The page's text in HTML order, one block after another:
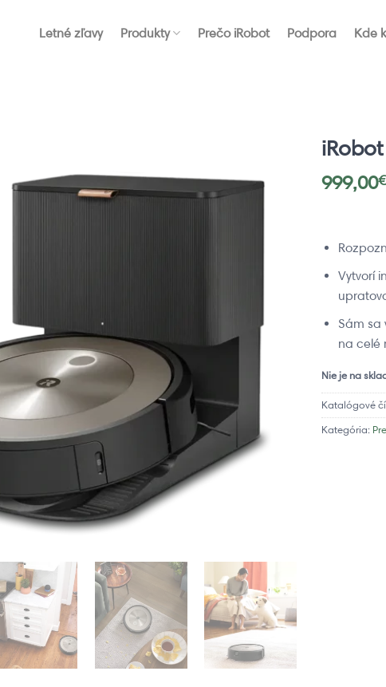
Letné zľavy Produkty Prečo iRobot Podpora Kde
999,00€
Vytvorí
Sám sa
na celé
Nie je na
Katalógové
Kategória: